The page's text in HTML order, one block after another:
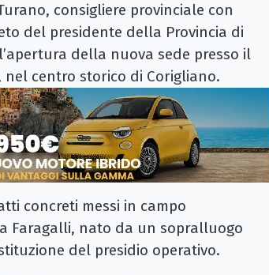
consigliere provinciale con
del presidente della Provincia di
della nuova sede presso il
nel centro storico di Corigliano.
concreti messi in campo
Faragalli, nato da un sopralluogo
del presidio operativo.